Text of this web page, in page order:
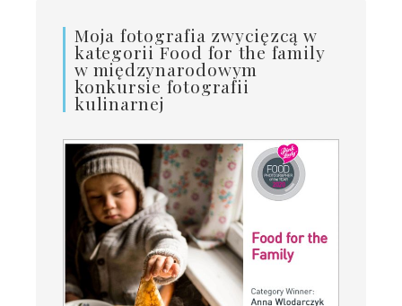
Moja fotografia zwycięzcą w
kategorii Food for the family
w międzynarodowym
konkursie fotografii
kulinarnej